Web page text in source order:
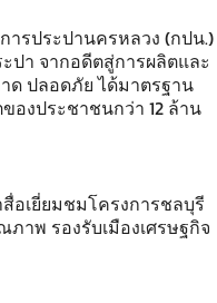
ารประปานครหลวง (กปน.)
า จากอดีตสู่การผลิตและ
ด ปลอดภัย ได้มาตรฐาน
งประชาชนกว่า 12 ล้าน
อเยี่ยมชมโครงการชลบุรี
าพ รองรับเมืองเศรษฐกิจ